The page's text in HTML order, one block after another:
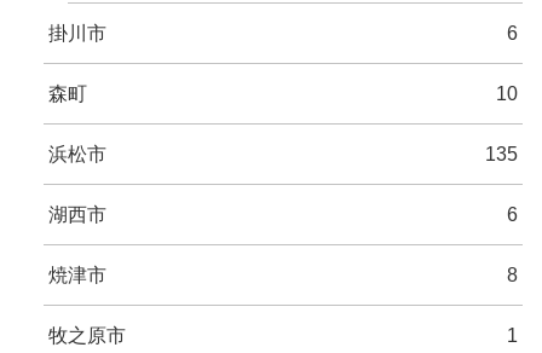
掛川市 6
森町 10
浜松市 135
湖西市 6
焼津市 8
牧之原市 1